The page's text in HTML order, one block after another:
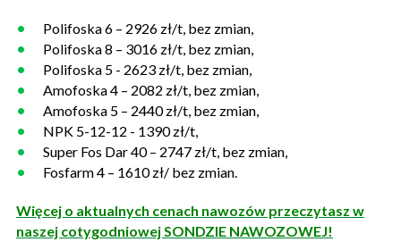
Polifoska 6 – 2926 zł/t, bez zmian,
Polifoska 8 – 3016 zł/t, bez zmian,
Polifoska 5 - 2623 zł/t, bez zmian,
Amofoska 4 – 2082 zł/t, bez zmian,
Amofoska 5 – 2440 zł/t, bez zmian,
NPK 5-12-12 - 1390 zł/t,
Super Fos Dar 40 – 2747 zł/t, bez zmian,
Fosfarm 4 – 1610 zł/ bez zmian.
Więcej o aktualnych cenach nawozów przeczytasz w
naszej cotygodniowej SONDZIE NAWOZOWEJ!